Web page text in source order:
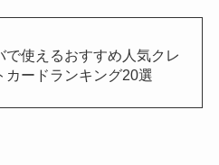
で使えるおすすめ人気クレ
カードランキング20選